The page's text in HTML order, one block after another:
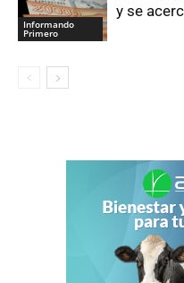
Informando
Primero
y se